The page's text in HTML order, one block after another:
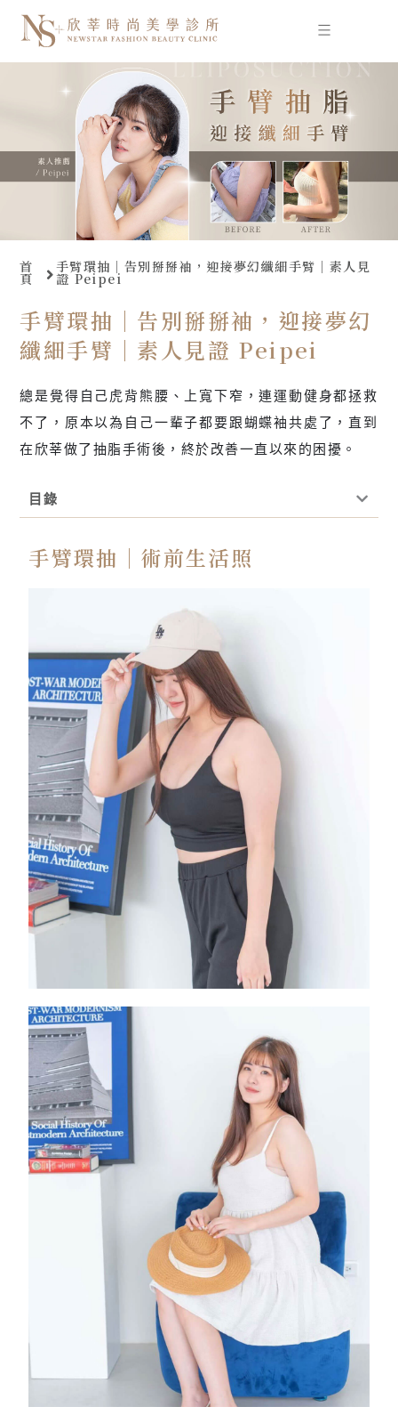
要
首
頁
手臂環抽｜告別掰掰袖，迎接夢幻纖細手臂｜素人見
證 Peipei
手臂環抽｜告別掰掰袖，迎接夢幻
纖細手臂｜素人見證 Peipei
總是覺得自己虎背熊腰、上寬下窄，連運動健身都拯救
不了，原本以為自己一輩子都要跟蝴蝶袖共處了，直到
在欣莘做了抽脂手術後，終於改善一直以來的困擾。
目錄
手臂環抽｜術前生活照
側面手臂凸出顯胖